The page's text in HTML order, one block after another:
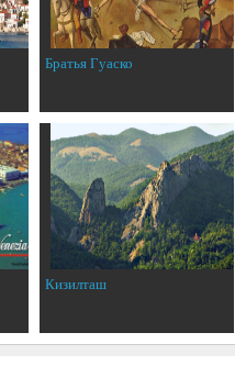
Братья Гуаско
Кизилташ